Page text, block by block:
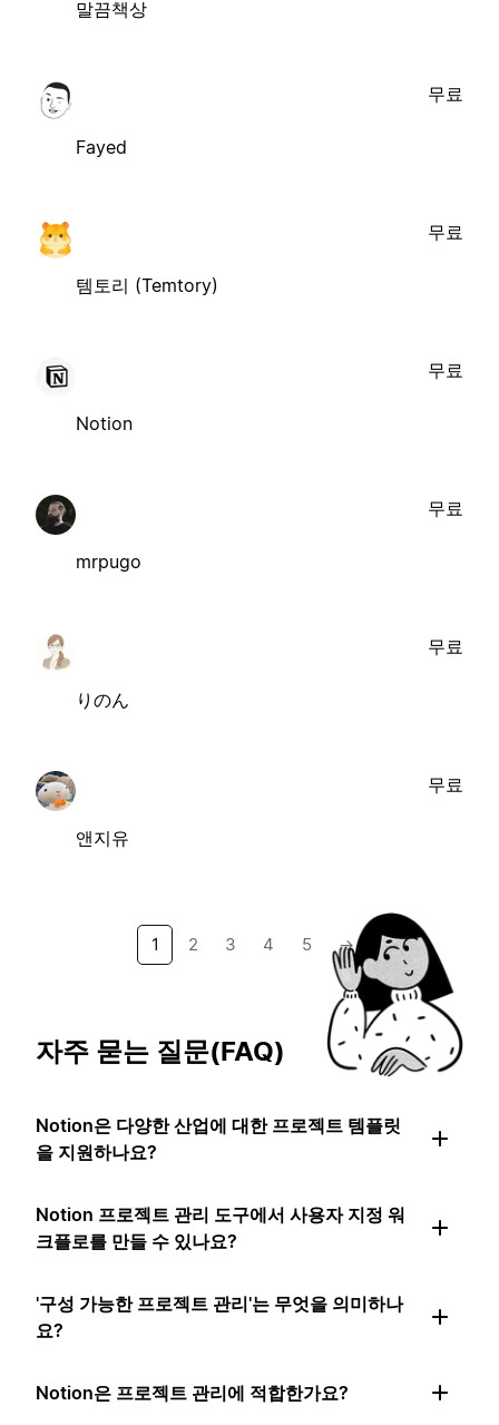
말끔책상
Fayed
무료
템토리 (Temtory)
무료
Notion
무료
mrpugo
무료
りのん
무료
앤지유
무료
1 2 3 4 5 →
자주 묻는 질문(FAQ)
Notion은 다양한 산업에 대한 프로젝트 템플릿
을 지원하나요?
Notion 프로젝트 관리 도구에서 사용자 지정 워
크플로를 만들 수 있나요?
'구성 가능한 프로젝트 관리'는 무엇을 의미하나
요?
Notion은 프로젝트 관리에 적합한가요?